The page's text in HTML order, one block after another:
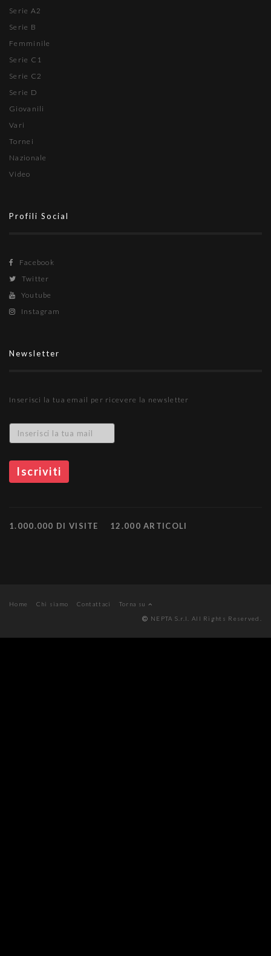
Serie A2
Serie B
Femminile
Serie C1
Serie C2
Serie D
Giovanili
Vari
Tornei
Nazionale
Video
Profili Social
Facebook
Twitter
Youtube
Instagram
Newsletter
Inserisci la tua email per ricevere la newsletter
1.000.000 DI VISITE 12.000 ARTICOLI
Home Chi siamo Contattaci
Torna su
NEPTA S.r.l. All Rights Reserved.